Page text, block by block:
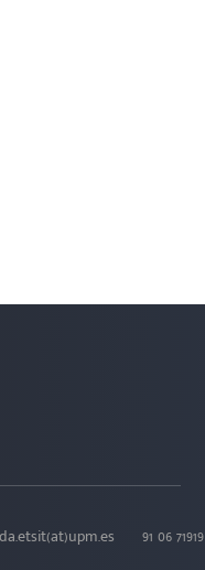
da.etsit(at)upm.es 91 06 71919